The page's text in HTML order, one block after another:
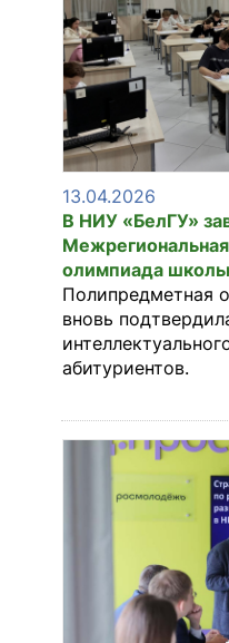
13.04.2026
В НИУ «БелГУ»
олимпиада
Полипредметная
вновь
абитуриентов.